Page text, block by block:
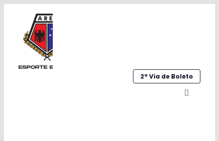
conteúdo
2ª Via de Boleto
Alternar